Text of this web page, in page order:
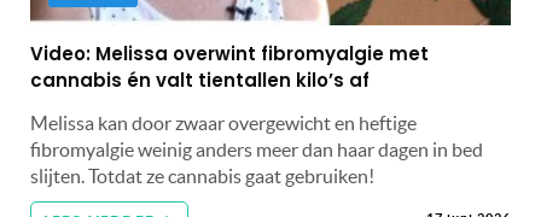
Video: Melissa overwint fibromyalgie met
cannabis én valt tientallen kilo’s af
Melissa kan door zwaar overgewicht en heftige
fibromyalgie weinig anders meer dan haar dagen in bed
slijten. Totdat ze cannabis gaat gebruiken!